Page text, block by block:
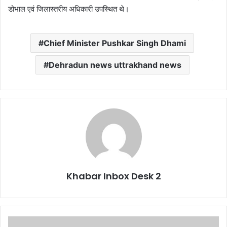
डोभाल एवं जिलास्तरीय अधिकारी उपस्थित थे।
Chief Minister Pushkar Singh Dhami
Dehradun news uttrakhand news
Khabar Inbox Desk 2